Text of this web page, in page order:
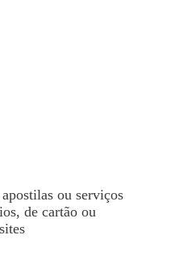
ou serviços
de cartão ou